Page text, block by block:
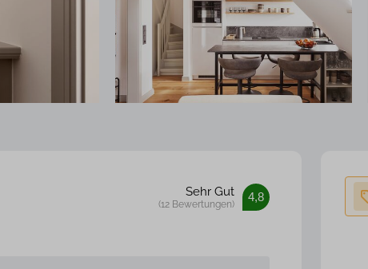
4,8
Sehr Gut
(12 Bewertungen)